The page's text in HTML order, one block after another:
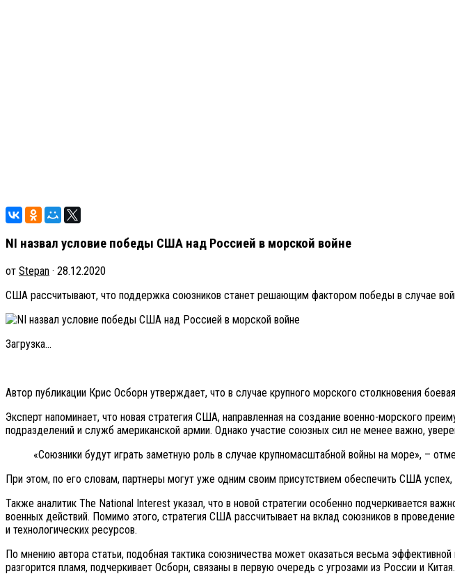
NI назвал условие победы США над Россией в морской войне
от Stepan · 28.12.2020
США рассчитывают, что поддержка союзников станет решающим фактором победы в случае
Загрузка...
Автор публикации Крис Осборн утверждает, что в случае крупного морского столкновения
Эксперт напоминает, что новая стратегия США, направленная на создание военно-морского
подразделений и служб американской армии. Однако участие союзных сил не менее важно,
«Союзники будут играть заметную роль в случае крупномасштабной войны на море», –
При этом, по его словам, партнеры могут уже одним своим присутствием обеспечить США
Также аналитик The National Interest указал, что в новой стратегии особенно подчеркивается
военных действий. Помимо этого, стратегия США рассчитывает на вклад союзников в
и технологических ресурсов.
По мнению автора статьи, подобная тактика союзничества может оказаться весьма
разгорится пламя, подчеркивает Осборн, связаны в первую очередь с угрозами из России и Китая.